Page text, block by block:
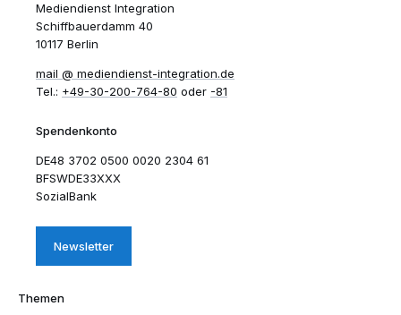
Mediendienst Integration
Schiffbauerdamm 40
10117 Berlin
mail​
mediendienst-integration.de
Tel.: +49-30-200-764-80 oder -81
Spendenkonto
DE48 3702 0500 0020 2304 61
BFSWDE33XXX
SozialBank
Newsletter
Themen